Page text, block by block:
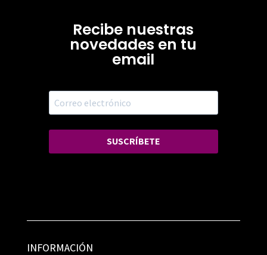
Recibe nuestras
novedades en tu
email
SUSCRÍBETE
INFORMACIÓN